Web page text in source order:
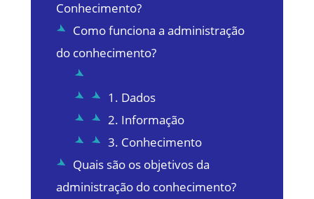
Conhecimento?
Como funciona a administração
do conhecimento?
1. Dados
2. Informação
3. Conhecimento
Quais são os objetivos da
administração do conhecimento?